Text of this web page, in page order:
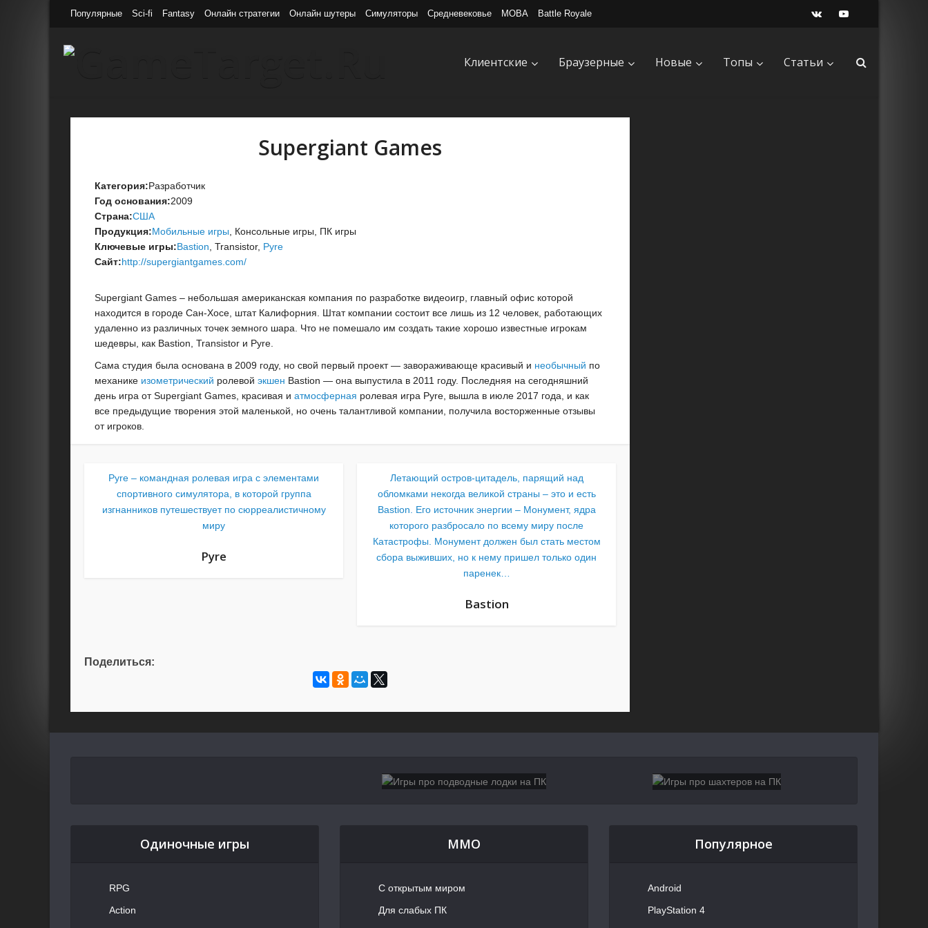
Популярные Sci-fi Fantasy Онлайн стратегии Онлайн шутеры Симуляторы Средневековье MOBA Battle Royale
Клиентские Браузерные Новые Топы Статьи
Supergiant Games
Категория:Разработчик
Год основания:2009
Страна:США
Продукция:Мобильные игры , Консольные игры, ПК игры
Ключевые игры:Bastion , Transistor, Pyre
Сайт:http://supergiantgames.com/
Supergiant Games – небольшая американская компания по разработке видеоигр, главный офис которой
находится в городе Сан-Хосе, штат Калифорния. Штат компании состоит все лишь из 12 человек, работающих
удаленно из различных точек земного шара. Что не помешало им создать такие хорошо известные игрокам
шедевры, как Bastion, Transistor и Pyre.
Сама студия была основана в 2009 году, но свой первый проект — завораживающе красивый и необычный по
механике изометрический ролевой экшен Bastion — она выпустила в 2011 году. Последняя на сегодняшний
день игра от Supergiant Games, красивая и атмосферная ролевая игра Pyre, вышла в июле 2017 года, и как
все предыдущие творения этой маленькой, но очень талантливой компании, получила восторженные отзывы
от игроков.
Pyre – командная ролевая игра с элементами
спортивного симулятора, в которой группа
изгнанников путешествует по сюрреалистичному
миру
Pyre
Летающий остров-цитадель, парящий над
обломками некогда великой страны – это и есть
Bastion. Его источник энергии – Монумент, ядра
которого разбросало по всему миру после
Катастрофы. Монумент должен был стать местом
сбора выживших, но к нему пришел только один
паренек…
Bastion
Поделиться:
Одиночные игры
RPG
Action
MMO
С открытым миром
Для слабых ПК
Популярное
Android
PlayStation 4